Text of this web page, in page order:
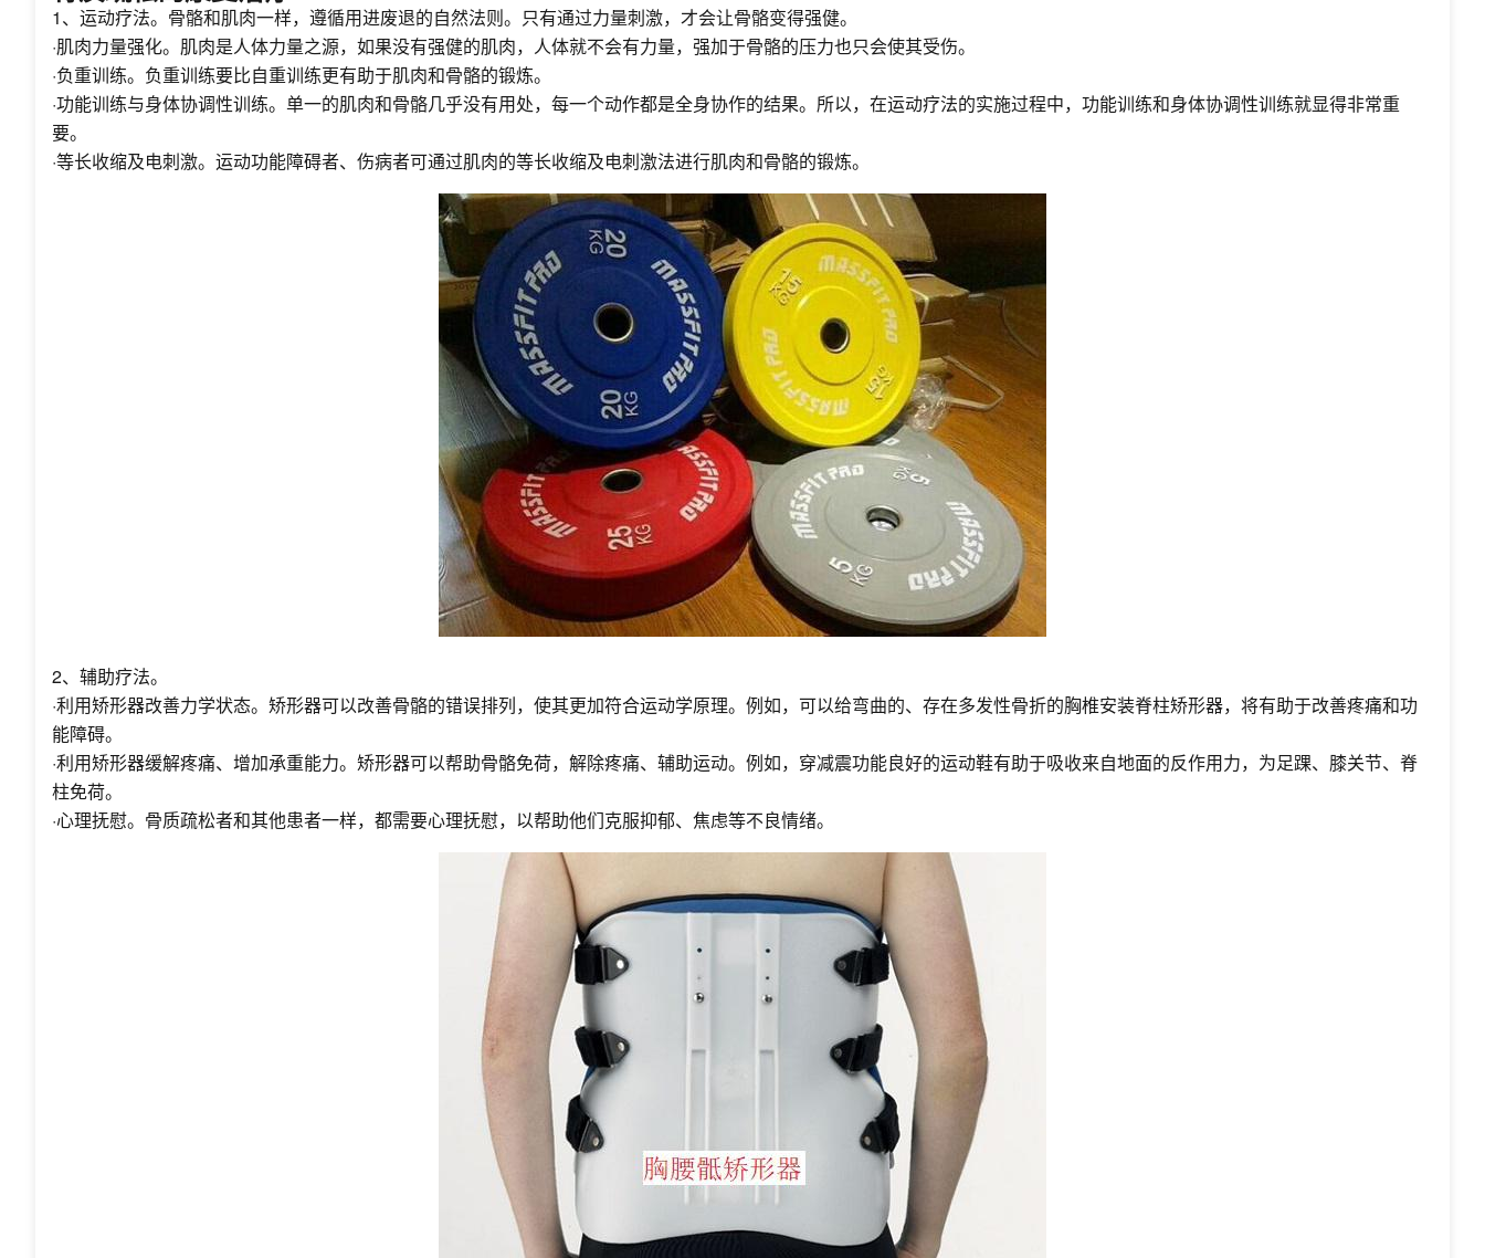
1、运动疗法。骨骼和肌肉一样，遵循用进废退的自然法则。只有通过力量刺激，才会让骨骼变得强健。
·肌肉力量强化。肌肉是人体力量之源，如果没有强健的肌肉，人体就不会有力量，强加于骨骼的压力也只会使其受伤。
·负重训练。负重训练要比自重训练更有助于肌肉和骨骼的锻炼。
·功能训练与身体协调性训练。单一的肌肉和骨骼几乎没有用处，每一个动作都是全身协作的结果。所以，在运动疗法的实施过程中，功能训练和身体协调性训练就显得非常重
要。
·等长收缩及电刺激。运动功能障碍者、伤病者可通过肌肉的等长收缩及电刺激法进行肌肉和骨骼的锻炼。
2、辅助疗法。
·利用矫形器改善力学状态。矫形器可以改善骨骼的错误排列，使其更加符合运动学原理。例如，可以给弯曲的、存在多发性骨折的胸椎安装脊柱矫形器，将有助于改善疼痛和功
能障碍。
·利用矫形器缓解疼痛、增加承重能力。矫形器可以帮助骨骼免荷，解除疼痛、辅助运动。例如，穿减震功能良好的运动鞋有助于吸收来自地面的反作用力，为足踝、膝关节、脊
柱免荷。
·心理抚慰。骨质疏松者和其他患者一样，都需要心理抚慰，以帮助他们克服抑郁、焦虑等不良情绪。